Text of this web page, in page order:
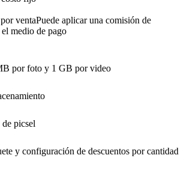
ventaPuede aplicar una comisión de
medio de pago
por foto y 1 GB por video
de picsel
y configuración de descuentos por cantidad